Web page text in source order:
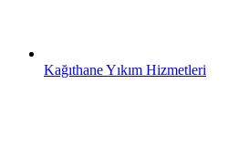
Kağıthane Yıkım Hizmetleri